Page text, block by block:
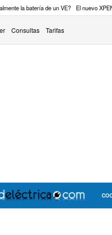
la batería de un VE? El nuevo
Consultas Tarifas